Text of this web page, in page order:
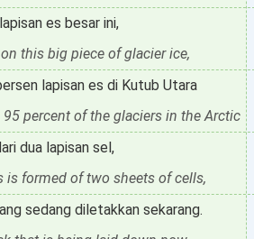
es besar ini,
this big piece of glacier ice,
lapisan es di Kutub Utara
percent of the glaciers in the Arctic
dua lapisan sel,
is formed of two sheets of cells,
sedang diletakkan sekarang.